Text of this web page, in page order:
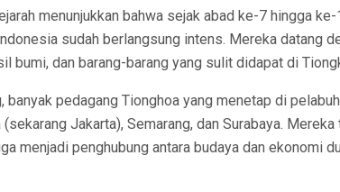
menunjukkan bahwa sejak abad ke-7 hingga ke-
sudah berlangsung intens. Mereka datang
bumi, dan barang-barang yang sulit didapat di
pedagang Tionghoa yang menetap di
Jakarta), Semarang, dan Surabaya. Mereka
menjadi penghubung antara budaya dan ekonomi